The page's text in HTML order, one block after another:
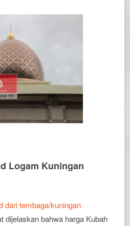
Logam Kuningan
dari tembaga/kuningan
dijelaskan bahwa harga Kubah